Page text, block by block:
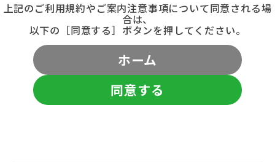
上記のご利用規約やご案内注意事項について同意される場
合は、
以下の［同意する］ボタンを押してください。
ホーム
同意する